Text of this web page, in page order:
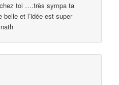
toi ….très sympa ta
et l’idée est super